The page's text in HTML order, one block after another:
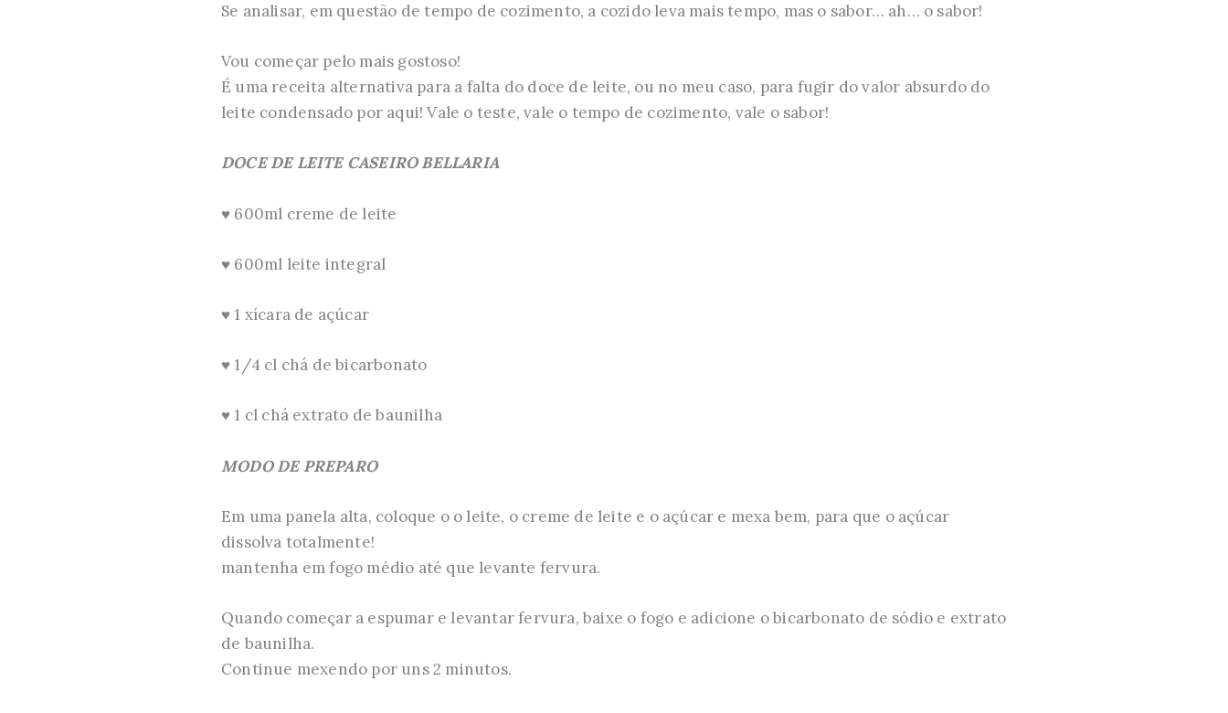
Se analisar, em questão de tempo de cozimento, a cozido leva mais tempo, mas o sabor… ah… o sabor!
Vou começar pelo mais gostoso!
É uma receita alternativa para a falta do doce de leite, ou no meu caso, para fugir do valor absurdo do
leite condensado por aqui! Vale o teste, vale o tempo de cozimento, vale o sabor!
DOCE DE LEITE CASEIRO BELLARIA
♥ 600ml creme de leite
♥ 600ml leite integral
♥ 1 xícara de açúcar
♥ 1/4 cl chá de bicarbonato
♥ 1 cl chá extrato de baunilha
MODO DE PREPARO
Em uma panela alta, coloque o o leite, o creme de leite e o açúcar e mexa bem, para que o açúcar
dissolva totalmente!
mantenha em fogo médio até que levante fervura.
Quando começar a espumar e levantar fervura, baixe o fogo e adicione o bicarbonato de sódio e extrato
de baunilha.
Continue mexendo por uns 2 minutos.